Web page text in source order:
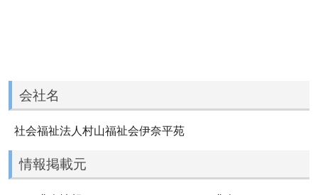
会社名
社会福祉法人村山福祉会伊奈平苑
情報掲載元